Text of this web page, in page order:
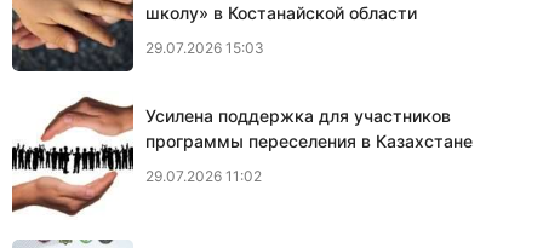
школу» в Костанайской области
29.07.2026 15:03
Усилена поддержка для участников
программы переселения в Казахстане
29.07.2026 11:02